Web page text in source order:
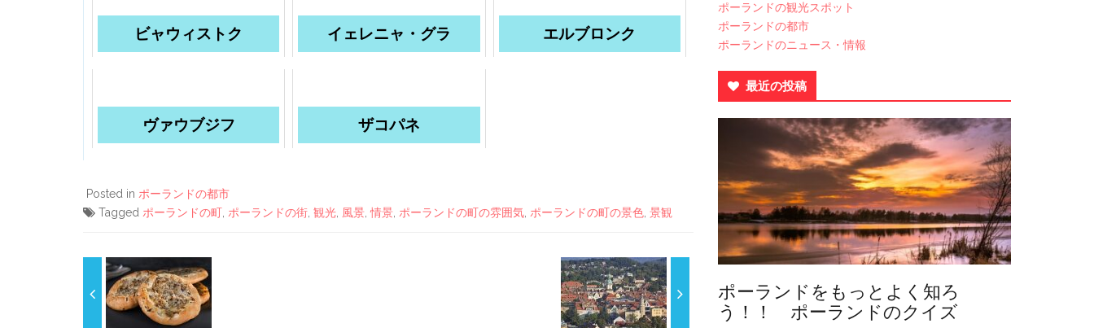
ビャウィストク イェレニャ・グラ エルブロンク
ヴァウブジフ ザコパネ
Posted in ポーランドの都市
Tagged ポーランドの町 ポーランドの街 観光 風景 ,情景 ポーランドの町の雰囲気 ポーランドの町の景色 景観
ポーランドの観光スポット
ポーランドの都市
ポーランドのニュース・情報
最近の投稿
ポーランドをもっとよく知ろ
う！！ ポーランドのクイズ